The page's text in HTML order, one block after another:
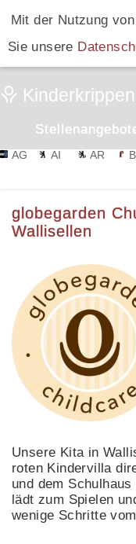
Mit der Nutzung
Sie unsere
AG AI AR
globegarden
Wallisellen
Unsere Kita in
roten Kindervilla
und dem
lädt zum Spielen
wenige Schritte